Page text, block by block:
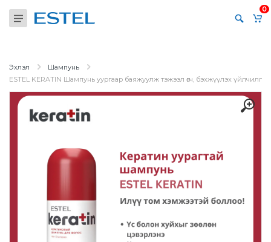
0
Эхлэл
Шампунь
ESTEL KERATIN Шампунь уургаар баяжуулж тэжээл өгч, бэхжүүлэх